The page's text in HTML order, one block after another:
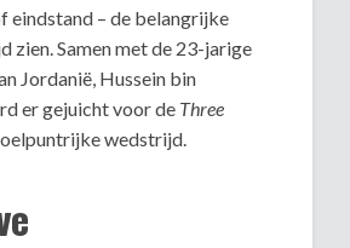
eindstand – de belangrijke
zien. Samen met de 23-jarige
Jordanië, Hussein bin
er gejuicht voor de Three
wedstrijd.